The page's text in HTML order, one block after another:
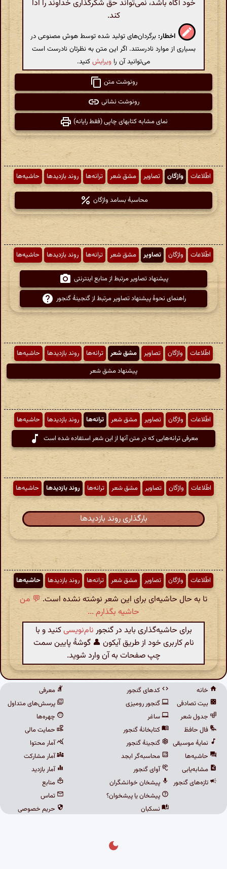
خود آگاه باشد، نمی‌تواند حق شکرگذاری خداوند را ادا
کند.
اخطار: برگردان‌های تولید شده توسط هوش مصنوعی در
بسیاری از موارد نادرستند. اگر این متن به نظرتان نادرست است
می‌توانید آن را ویرایشکنید.
رونوشت متن
رونوشت نشانی
نمای مشابه کتابهای چاپی (فقط رایانه)
اطّلاعات واژگان تصاویر مشق شعر ترانه‌ها روند بازدیدها حاشیه‌ها
محاسبهٔ بسامد واژگان
اطّلاعات واژگان تصاویر مشق شعر ترانه‌ها روند بازدیدها حاشیه‌ها
پیشنهاد تصاویر مرتبط از منابع اینترنتی
راهنمای نحوهٔ پیشنهاد تصاویر مرتبط از گنجینهٔ گنجور
اطّلاعات واژگان تصاویر مشق شعر ترانه‌ها روند بازدیدها
حاشیه‌ها
پیشنهاد مشق شعر
اطّلاعات واژگان تصاویر مشق شعر ترانه‌ها روند بازدیدها
حاشیه‌ها
معرفی ترانه‌هایی که در متن آنها از این شعر استفاده شده است
اطّلاعات واژگان تصاویر مشق شعر ترانه‌ها روند بازدیدها حاشیه‌ها
بارگذاری روند بازدیدها
اطّلاعات واژگان تصاویر مشق شعر ترانه‌ها روند بازدیدها حاشیه‌ها
تا به حال حاشیه‌ای برای این شعر نوشته نشده است. 💬 من
حاشیه بگذارم ...
برای حاشیه‌گذاری باید در گنجور نام‌نویسیکنید و با
نام کاربری خود از طریق آیکون 👤 گوشهٔ پایین سمت
چپ صفحات به آن وارد شوید.
خانه
بیت تصادفی
جدول شعر
فال حافظ
نمایهٔ موسیقی
حاشیه‌ها
مشابه‌یابی
تازه‌های گنجور
کدهای گنجور
گنجور رومیزی
ساغر
کتابخانهٔ گنجور
گنجینهٔ گنجور
محاسبه‌گر ابجد
آوای گنجور
پیشخان خوانشگران
پیشخان یا پیشخوان؟
نسکبان
معرفی
پرسش‌های متداول
چهره‌ها
حمایت مالی
آمار محتوا
آمار مشارکت
آمار بازدید
منابع
تماس
حریم خصوصی